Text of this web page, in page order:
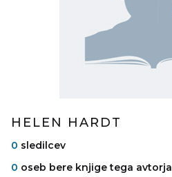
HELEN HARDT
0 sledilcev
0 oseb bere knjige tega avtorja